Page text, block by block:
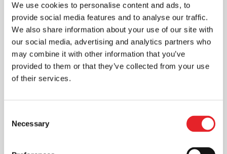
We use cookies to personalise content and ads, to
provide social media features and to analyse our traffic.
We also share information about your use of our site with
our social media, advertising and analytics partners who
may combine it with other information that you’ve
provided to them or that they’ve collected from your use
of their services.
Selection
Necessary
Analizuojant internetinį puslapį,
skaitmeninės reklamos agentūra gali
pateikti daug naudingos informacijos apie
reklamos efektyvumą, lankytojų...